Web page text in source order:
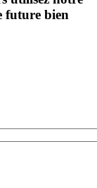
future bien